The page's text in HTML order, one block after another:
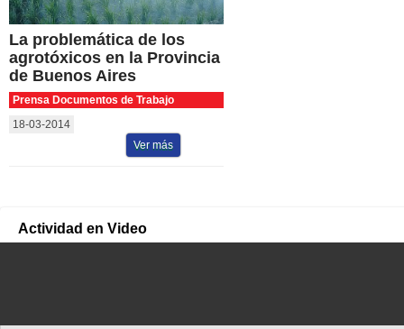
La problemática de los
agrotóxicos en la Provincia
de Buenos Aires
Prensa Documentos de Trabajo
18-03-2014
Ver más
Actividad en Video